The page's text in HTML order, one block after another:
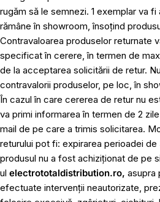
rugăm să le semnezi. 1 exemplar va fi
rămâne în showroom, însoțind
Contravaloarea produselor returnate
specificat în cerere, în termen de
de la acceptarea solicitării de retur.
contravalorii produselor, pe loc, în
În cazul în care cererea de retur nu
va primi informarea în termen de 2
mail de pe care a trimis solicitarea.
returului pot fi: expirarea perioadei
produsul nu a fost achiziționat de pe
ul electrototaldistribution.ro, asupra
efectuate intervenții neautorizate,